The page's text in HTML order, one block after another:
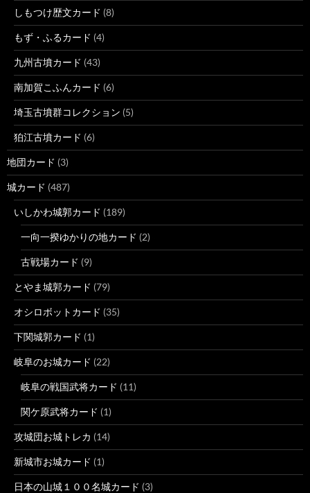
しもつけ歴文カード (8)
もず・ふるカード (4)
九州古墳カード (43)
南加賀こふんカード (6)
埼玉古墳群コレクション (5)
狛江古墳カード (6)
地団カード (3)
城カード (487)
いしかわ城郭カード (189)
一向一揆ゆかりの地カード (2)
古戦場カード (9)
とやま城郭カード (79)
オシロボットカード (35)
下関城郭カード (1)
岐阜のお城カード (22)
岐阜の戦国武将カード (11)
関ケ原武将カード (1)
攻城団お城トレカ (14)
新城市お城カード (1)
日本の山城１００名城カード (3)